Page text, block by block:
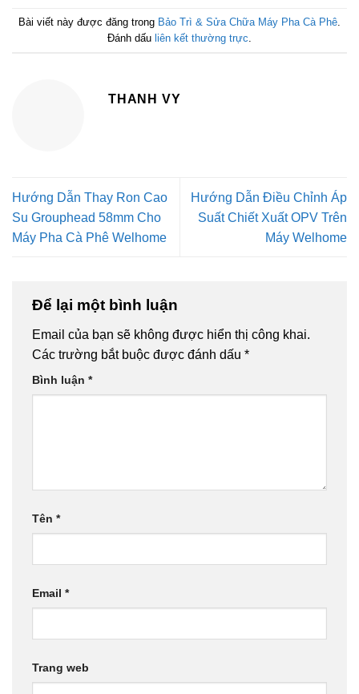
Bài viết này được đăng trong Bảo Trì & Sửa Chữa Máy Pha Cà Phê
Đánh dấu liên kết thường trực
THANH VY
Hướng Dẫn Thay Ron Cao
Su Grouphead 58mm Cho
Máy Pha Cà Phê Welhome
Hướng Dẫn Điều Chỉnh Áp
Suất Chiết Xuất OPV Trên
Máy Welhome
Để lại một bình luận
Email của bạn sẽ không được hiển thị công khai.
Các trường bắt buộc được đánh dấu *
Bình luận *
Tên *
Email *
Trang web